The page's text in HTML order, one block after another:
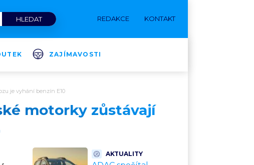
REDAKCE KONTAKT
ZAJÍMAVOSTI
je vyhání benzín E10
motorky zůstávají
AKTUALITY